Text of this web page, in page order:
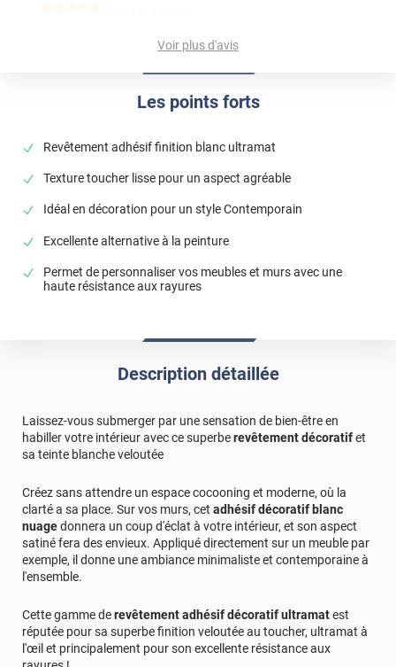
Les points forts
Revêtement adhésif finition blanc ultramat
Texture toucher lisse pour un aspect agréable
Idéal en décoration pour un style Contemporain
Excellente alternative à la peinture
Permet de personnaliser vos meubles et murs avec une
haute résistance aux rayures
*****
Il y a 1103 jours
soit pas thermoformable. Je men sert pour recouvrir des
peut de pratique, cest assez facile à poser. Très bon
*****
Il y a 1126 jours
*****
Il y a 1854 jours
Au top commandez les yeux fermés
Ras
*****Il y a 967 jours
Facile à poser, mais le rendu n'est pas terrible. Avec nos
tests il est facile à tacher, mais difficile à nettoyer.
Bonjour, Nos films de revêtements adhésifs sont
pourtant lessivables et se nettoient trés facilement
avec de l'eau savonneuse. N'hésitez pas à faire une
Voir plus d'avis
Description détaillée
Laissez-vous submerger par une sensation de bien-être en
habiller votre intérieur avec ce superberevêtement décoratifet
sa teinte blanche veloutée
Créez sans attendre un espace cocooning et moderne, où la
clarté a sa place. Sur vos murs, cet adhésif décoratif blanc
nuagedonnera un coup d'éclat à votre intérieur, et son aspect
satiné fera des envieux. Appliqué directement sur un meuble par
exemple, il donne une ambiance minimaliste et contemporaine à
l'ensemble.
Cette gamme derevêtement adhésif décoratif ultramatest
réputée pour sa superbe finition veloutée au toucher, ultramat à
l'œil et principalement pour son excellente résistance aux